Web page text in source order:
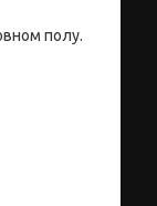
полу.